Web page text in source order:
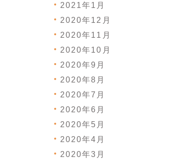
2021年1月
2020年12月
2020年11月
2020年10月
2020年9月
2020年8月
2020年7月
2020年6月
2020年5月
2020年4月
2020年3月